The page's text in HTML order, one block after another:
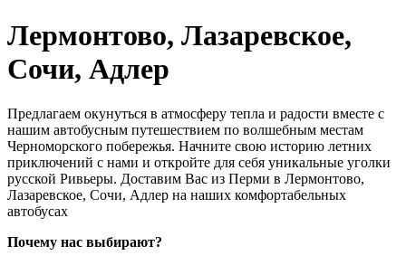
Лермонтово, Лазаревское,
Сочи, Адлер
Предлагаем окунуться в атмосферу тепла и радости вместе с
нашим автобусным путешествием по волшебным местам
Черноморского побережья. Начните свою историю летних
приключений с нами и откройте для себя уникальные уголки
русской Ривьеры. Доставим Вас из Перми в Лермонтово,
Лазаревское, Сочи, Адлер на наших комфортабельных
автобусах
Почему нас выбирают?